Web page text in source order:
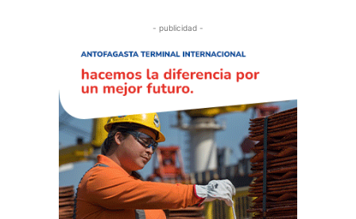
- publicidad -